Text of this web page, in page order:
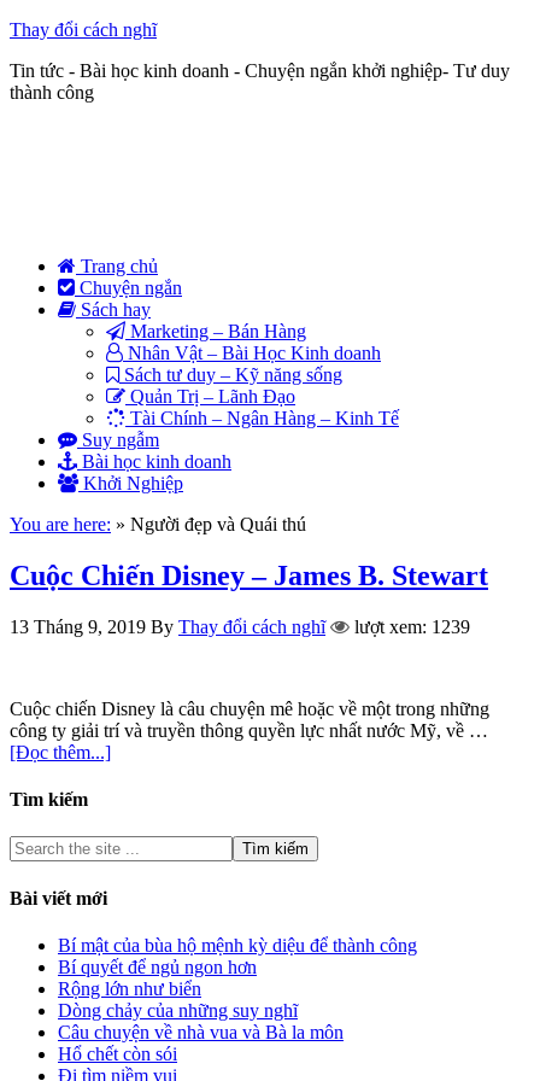
Thay đổi cách nghĩ
Tin tức - Bài học kinh doanh - Chuyện ngắn khởi nghiệp- Tư duy
thành công
Trang chủ
Chuyện ngắn
Sách hay
Marketing – Bán Hàng
Nhân Vật – Bài Học Kinh doanh
Sách tư duy – Kỹ năng sống
Quản Trị – Lãnh Đạo
Tài Chính – Ngân Hàng – Kinh Tế
Suy ngẫm
Bài học kinh doanh
Khởi Nghiệp
You are here: » Người đẹp và Quái thú
Cuộc Chiến Disney – James B. Stewart
13 Tháng 9, 2019 By Thay đổi cách nghĩ lượt xem: 1239
Cuộc chiến Disney là câu chuyện mê hoặc về một trong những
công ty giải trí và truyền thông quyền lực nhất nước Mỹ, về …
[Đọc thêm...]
Tìm kiếm
Bài viết mới
Bí mật của bùa hộ mệnh kỳ diệu để thành công
Bí quyết để ngủ ngon hơn
Rộng lớn như biển
Dòng chảy của những suy nghĩ
Câu chuyện về nhà vua và Bà la môn
Hổ chết còn sói
Đi tìm niềm vui